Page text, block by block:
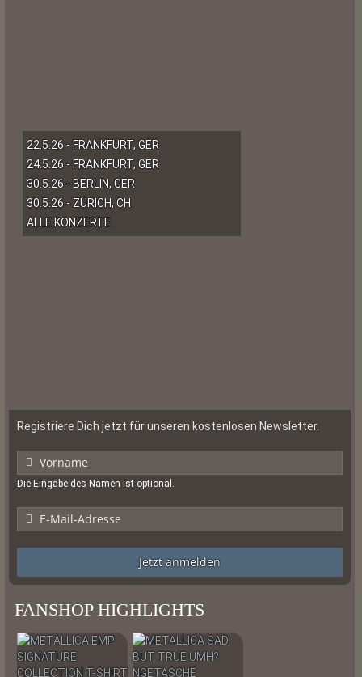
22.5.26 - FRANKFURT, GER
24.5.26 - FRANKFURT, GER
30.5.26 - BERLIN, GER
30.5.26 - ZÜRICH, CH
ALLE KONZERTE
Registriere Dich jetzt für unseren kostenlosen Newsletter.
Die Eingabe des Namen ist optional.
Jetzt anmelden
FANSHOP HIGHLIGHTS